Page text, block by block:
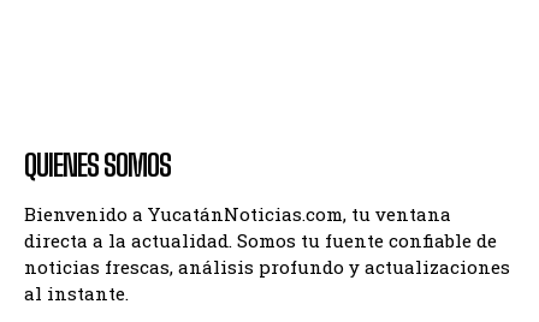
QUIENES SOMOS
Bienvenido a YucatánNoticias.com, tu ventana
directa a la actualidad. Somos tu fuente confiable de
noticias frescas, análisis profundo y actualizaciones
al instante.